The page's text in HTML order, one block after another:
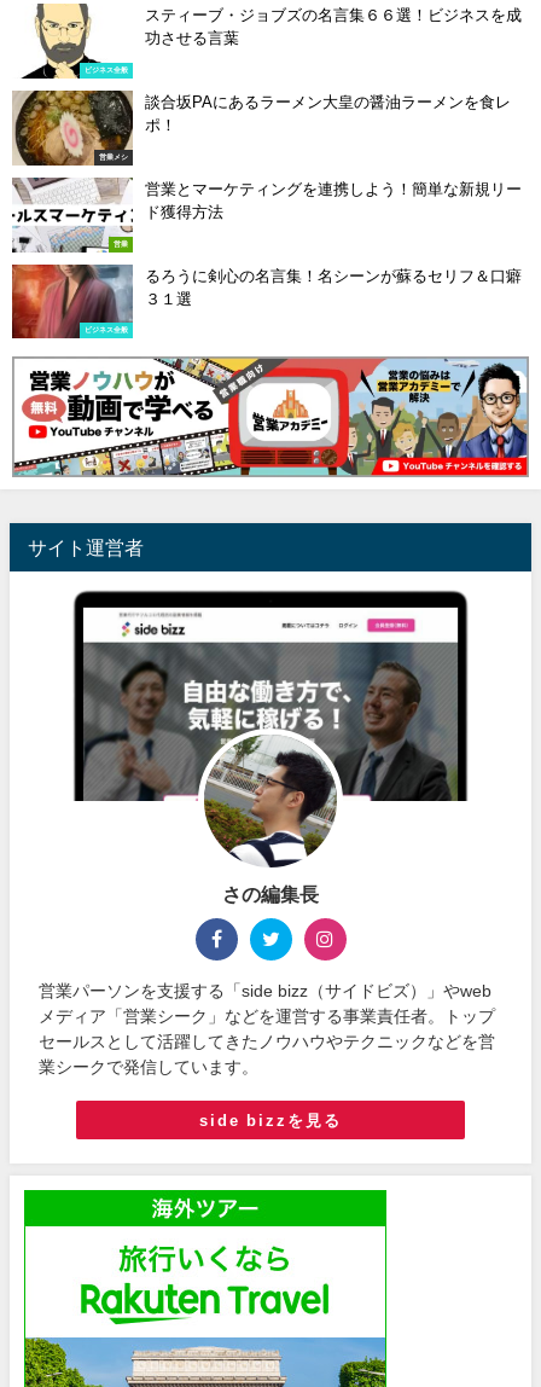
ビジネス全般
スティーブ・ジョブズの名言集６６選！ビジネスを成
功させる言葉
営業メシ
談合坂PAにあるラーメン大皇の醤油ラーメンを食レ
ポ！
営業
営業とマーケティングを連携しよう！簡単な新規リー
ド獲得方法
ビジネス全般
るろうに剣心の名言集！名シーンが蘇るセリフ＆口癖
３１選
サイト運営者
さの編集長
営業パーソンを支援する「side bizz（サイドビズ）」やweb
メディア「営業シーク」などを運営する事業責任者。トップ
セールスとして活躍してきたノウハウやテクニックなどを営
業シークで発信しています。
side bizzを見る